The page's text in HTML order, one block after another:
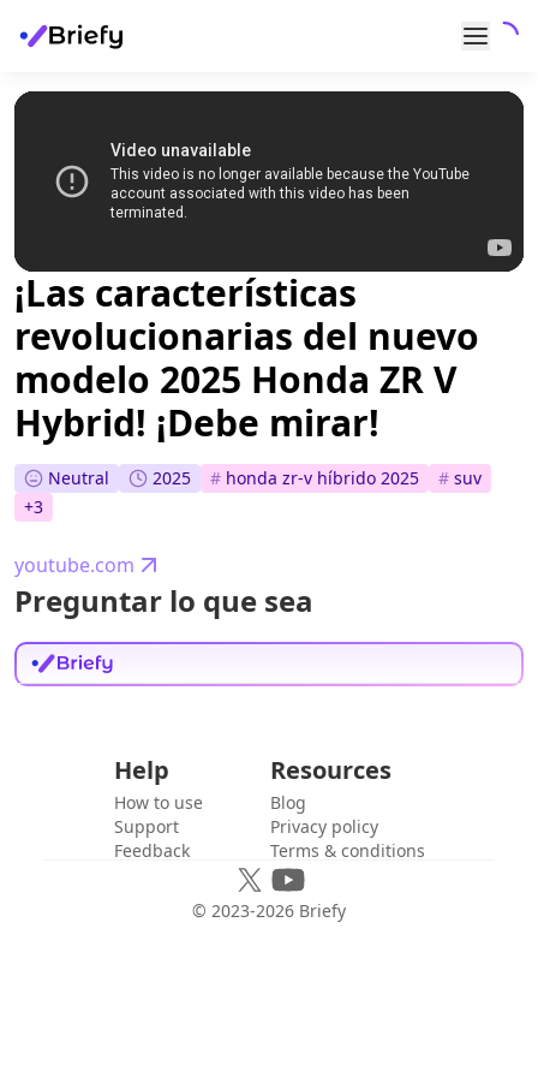
¡Las características
revolucionarias del nuevo
modelo 2025 Honda ZR V
Hybrid! ¡Debe mirar!
Neutral 2025 # honda zr-v híbrido 2025 # suv
+3
youtube.com
Preguntar lo que sea
Help
How to use
Support
Feedback
Resources
Blog
Privacy policy
Terms & conditions
© 2023-2026 Briefy